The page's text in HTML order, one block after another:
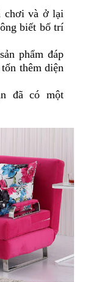
chơi và ở lại
biết bố trí
phẩm đáp
thêm diện
đã có một